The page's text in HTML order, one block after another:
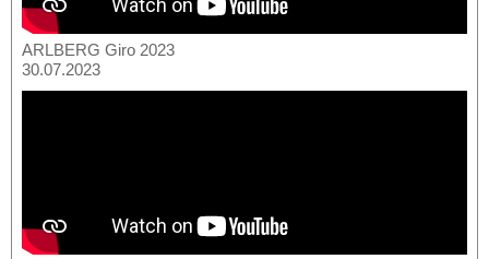
ARLBERG Giro 2023
30.07.2023